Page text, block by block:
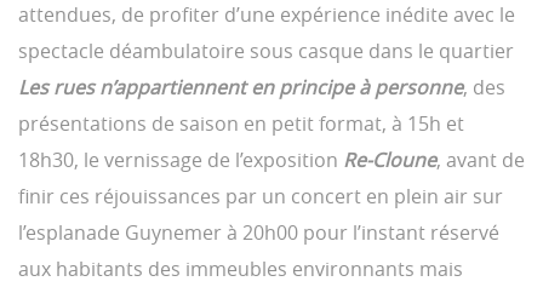
attendues, de profiter d’une expérience inédite avec le
spectacle déambulatoire sous casque dans le quartier
Les rues n’appartiennent en principe à personne, des
présentations de saison en petit format, à 15h et
18h30, le vernissage de l’exposition Re-Cloune, avant de
finir ces réjouissances par un concert en plein air sur
l’esplanade Guynemer à 20h00 pour l’instant réservé
aux habitants des immeubles environnants mais